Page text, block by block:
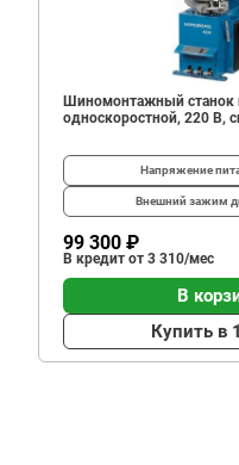
Шиномонтажный станок
односкоростной, 220 В,
Напряжение
Внешний зажим
99 300 ₽
В кредит от 3 310/мес
В
Купить в